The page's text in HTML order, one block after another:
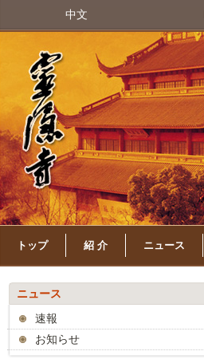
中文
トップ 紹 介 ニュース
ニュース
速報
お知らせ